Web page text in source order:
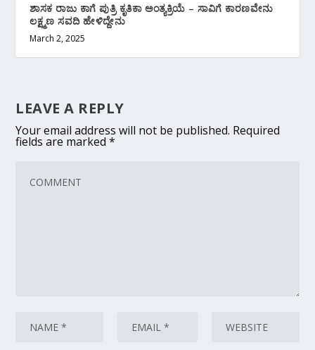
ಶಾಸಕ ರಾಜು ಕಾಗೆ ಪುತ್ರಿ ಕೃತಿಕಾ ಅಂತ್ಯಕ್ರಿಯೆ – ಸಾವಿಗೆ ಕಾರಣವೇನು
ಲಕ್ಷ್ಮಣ ಸವದಿ ಹೇಳಿದ್ದೇನು
March 2, 2025
LEAVE A REPLY
Your email address will not be published. Required
fields are marked*